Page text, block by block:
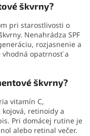
škvrny?
pri starostlivosti o
Nenahrádza SPF
rozjasnenie a
vhodná opatrnosť a
škvrny?
vitamín C,
retinoidy a
Pri domácej rutine je
alebo retinal večer.